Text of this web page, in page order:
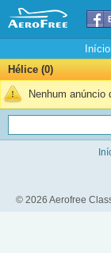
Início
Hélice (0)
Nenhum anúncio
© 2026 Aerofree